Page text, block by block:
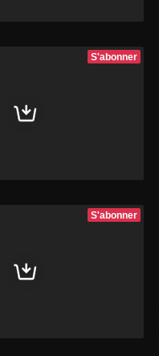
S'abonner
S'abonner